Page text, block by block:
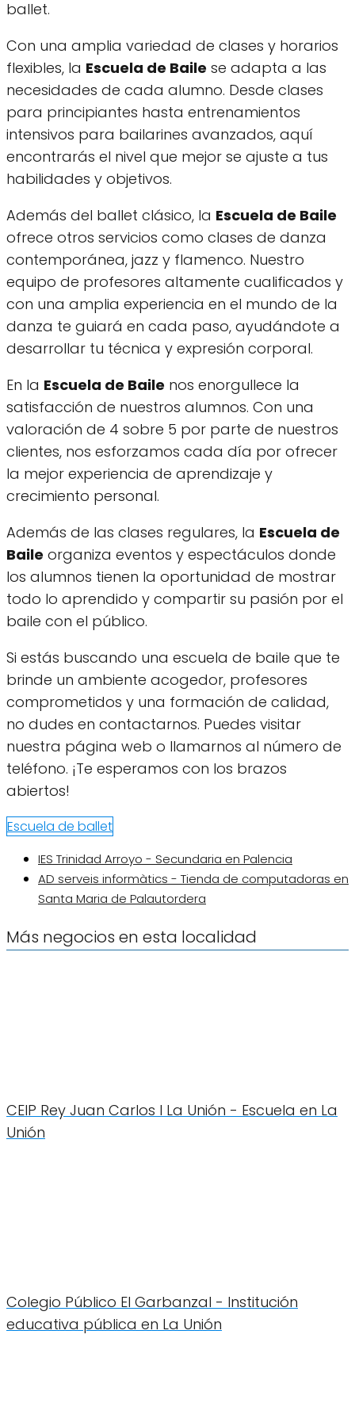
ballet.
Con una amplia variedad de clases y horarios
flexibles, la Escuela de Baile se adapta a las
necesidades de cada alumno. Desde clases
para principiantes hasta entrenamientos
intensivos para bailarines avanzados, aquí
encontrarás el nivel que mejor se ajuste a tus
habilidades y objetivos.
Además del ballet clásico, la Escuela de Baile
ofrece otros servicios como clases de danza
contemporánea, jazz y flamenco. Nuestro
equipo de profesores altamente cualificados y
con una amplia experiencia en el mundo de la
danza te guiará en cada paso, ayudándote a
desarrollar tu técnica y expresión corporal.
En la Escuela de Baile nos enorgullece la
satisfacción de nuestros alumnos. Con una
valoración de 4 sobre 5 por parte de nuestros
clientes, nos esforzamos cada día por ofrecer
la mejor experiencia de aprendizaje y
crecimiento personal.
Además de las clases regulares, la Escuela de
Baile organiza eventos y espectáculos donde
los alumnos tienen la oportunidad de mostrar
todo lo aprendido y compartir su pasión por el
baile con el público.
Si estás buscando una escuela de baile que te
brinde un ambiente acogedor, profesores
comprometidos y una formación de calidad,
no dudes en contactarnos. Puedes visitar
nuestra página web o llamarnos al número de
teléfono. ¡Te esperamos con los brazos
abiertos!
Escuela de ballet
IES Trinidad Arroyo - Secundaria en Palencia
AD serveis informàtics - Tienda de computadoras en
Santa Maria de Palautordera
Más negocios en esta localidad
CEIP Rey Juan Carlos I La Unión - Escuela en La
Unión
Colegio Público El Garbanzal - Institución
educativa pública en La Unión